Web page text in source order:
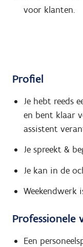
voor klanten.
Profiel
Je hebt reeds
en bent klaar
assistent
Je spreekt &
Je kan in de
Weekendwerk
Professionele
Een